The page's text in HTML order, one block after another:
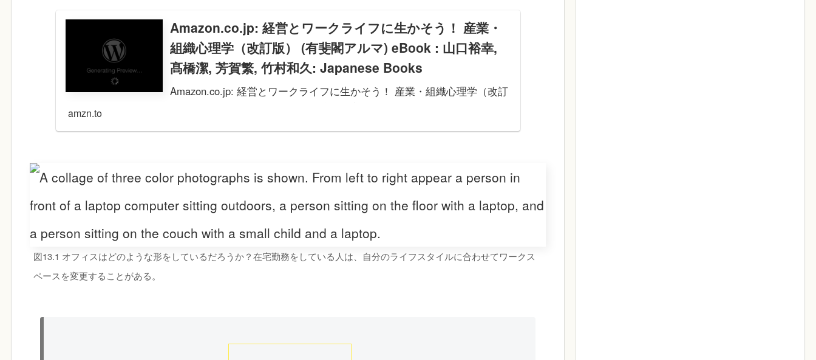
Amazon.co.jp: 経営とワークライフに生かそう！ 産業・
組織心理学（改訂版） (有斐閣アルマ) eBook : 山口裕幸,
髙橋潔, 芳賀繁, 竹村和久: Japanese Books
Amazon.co.jp: 経営とワークライフに生かそう！ 産業・組織心理学（改訂
版） (有斐閣アルマ) eBook : 山口裕幸, 髙橋潔, 芳賀繁, 竹村和久:
amzn.to
図13.1 オフィスはどのような形をしているだろうか？在宅勤務をしている人は、自分のライフスタイルに合わせてワークス
ペースを変更することがある。